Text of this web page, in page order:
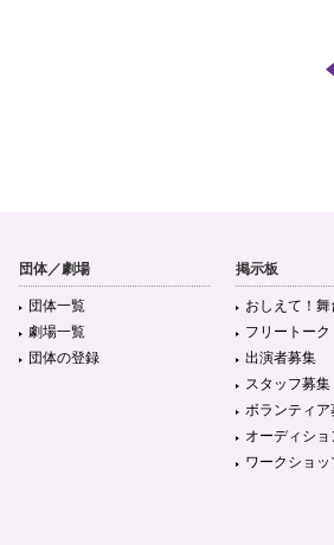
団体／劇場
団体一覧
劇場一覧
団体の登録
掲示板
おしえて！舞
フリートーク
出演者募集
スタッフ募集
ボランティア
オーディショ
ワークショッ